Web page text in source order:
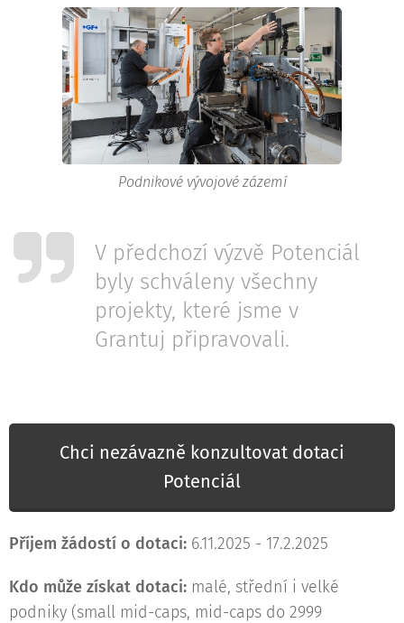
Podnikové vývojové zázemí
V předchozí výzvě Potenciál
byly schváleny všechny
projekty, které jsme v
Grantuj připravovali.
Chci nezávazně konzultovat dotaci
Potenciál
Příjem žádostí o dotaci: 6.11.2025 - 17.2.2025
Kdo může získat dotaci: malé, střední i velké
podniky (small mid-caps, mid-caps do 2999